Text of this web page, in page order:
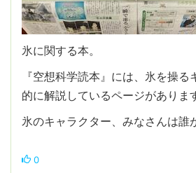
氷に関する本。
『空想科学読本』には、氷を操
的に解説しているページがありま
氷のキャラクター、みなさんは誰
0